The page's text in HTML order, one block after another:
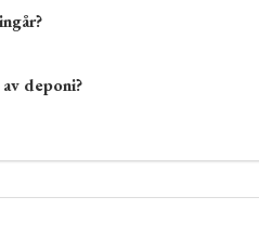
deponi?